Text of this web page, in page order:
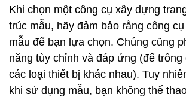
Khi chọn một công cụ xây dựng
trúc mẫu, hãy đảm bảo rằng công
mẫu để bạn lựa chọn. Chúng cũng
năng tùy chỉnh và đáp ứng (để trông
các loại thiết bị khác nhau). Tuy
khi sử dụng mẫu, bạn không thể